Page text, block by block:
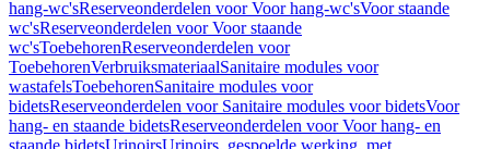
hang-wc'sReserveonderdelen voor Voor hang-wc'sVoor staande
wc'sReserveonderdelen voor Voor staande
wc'sToebehorenReserveonderdelen voor
ToebehorenVerbruiksmateriaalSanitaire modules voor
wastafelsToebehorenSanitaire modules voor
bidetsReserveonderdelen voor Sanitaire modules voor bidetsVoor
hang- en staande bidetsReserveonderdelen voor Voor hang- en
staande bidetsUrinoirsUrinoirs, gespoelde werking, met